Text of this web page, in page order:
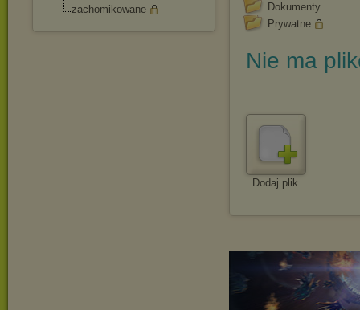
zachomikowane
Dokumenty
Prywatne
Nie ma
Dodaj plik